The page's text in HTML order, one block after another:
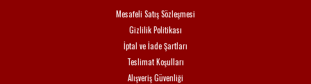
Mesafeli Satış Sözleşmesi
Gizlilik Politikası
İptal ve İade Şartları
Teslimat Koşulları
Alışveriş Güvenliği